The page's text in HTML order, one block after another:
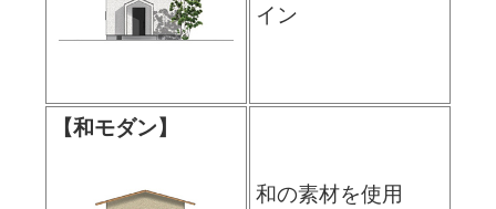
イン
【和モダン】
和の素材を使用